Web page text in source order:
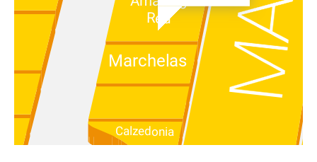
Red
Marchelas
Calzedonia